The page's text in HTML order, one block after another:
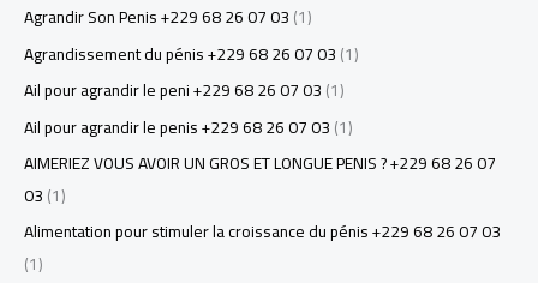
Agrandir Son Penis +229 68 26 07 03(1)
Agrandissement du pénis +229 68 26 07 03(1)
Ail pour agrandir le peni +229 68 26 07 03(1)
Ail pour agrandir le penis +229 68 26 07 03(1)
AIMERIEZ VOUS AVOIR UN GROS ET LONGUE PENIS ? +229 68 26 07
03(1)
Alimentation pour stimuler la croissance du pénis +229 68 26 07 03
(1)